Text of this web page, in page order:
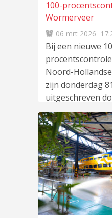
100-
Wormerveer
06 mrt 2026
Bij een nieuwe
Noord-
zijn donderdag
uitgeschreven
Daarnaast
meer…